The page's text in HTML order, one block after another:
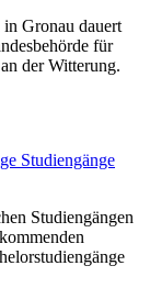
Gronau dauert
für
der Witterung.
Studiengänge
Studiengängen